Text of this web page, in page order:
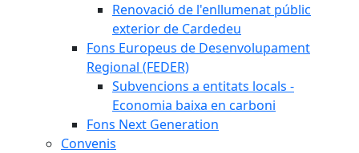
Renovació de l'enllumenat públic
exterior de Cardedeu
Fons Europeus de Desenvolupament
Regional (FEDER)
Subvencions a entitats locals -
Economia baixa en carboni
Fons Next Generation
Convenis